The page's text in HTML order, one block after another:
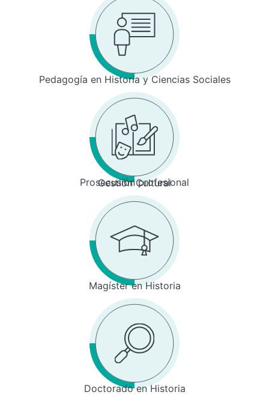
Pedagogía en Historia y Ciencias Sociales
Prosecusión profesional
Gestión Cultural
Magíster en Historia
Doctorado en Historia